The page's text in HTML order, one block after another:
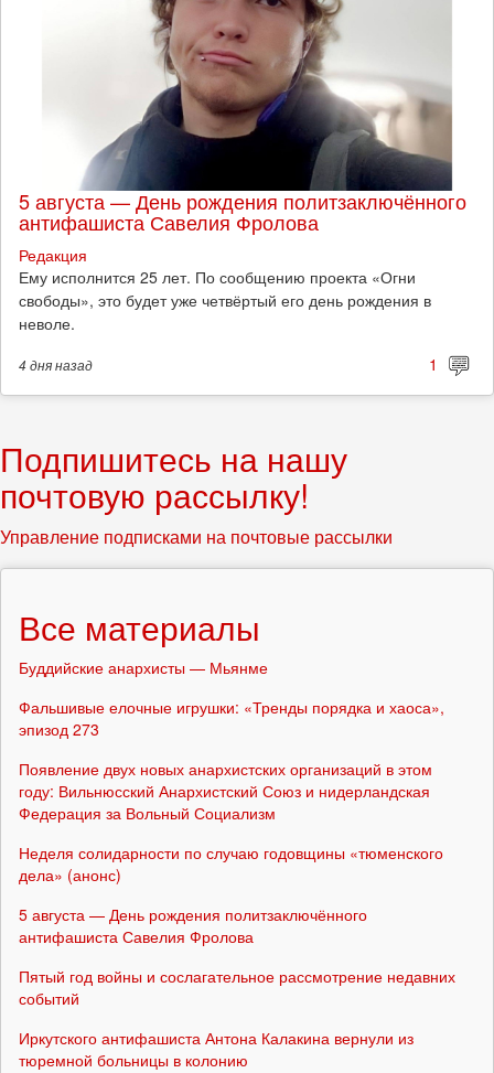
5 августа — День рождения политзаключённого
антифашиста Савелия Фролова
Редакция
Ему исполнится 25 лет. По сообщению проекта «Огни
свободы», это будет уже четвёртый его день рождения в
неволе.
4 дняназад 1
Подпишитесь на нашу
почтовую рассылку!
Управление подписками на почтовые рассылки
Все материалы
Буддийские анархисты — Мьянме
Фальшивые елочные игрушки: «Тренды порядка и хаоса»,
эпизод 273
Появление двух новых анархистских организаций в этом
году: Вильнюсский Анархистский Союз и нидерландская
Федерация за Вольный Социализм
Неделя солидарности по случаю годовщины «тюменского
дела» (анонс)
5 августа — День рождения политзаключённого
антифашиста Савелия Фролова
Пятый год войны и сослагательное рассмотрение недавних
событий
Иркутского антифашиста Антона Калакина вернули из
тюремной больницы в колонию